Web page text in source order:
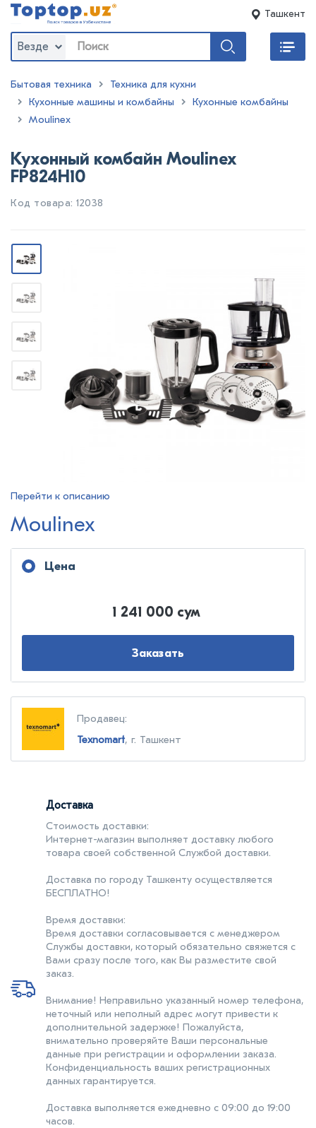
Ташкент
Везде
Бытовая техника
Техника для кухни
Кухонные машины и комбайны
Кухонные комбайны
Moulinex
Кухонный комбайн Moulinex
FP824H10
Код товара: 12038
Перейти к описанию
Moulinex
Цена
1 241 000 сум
Заказать
Продавец:
Texnomart, г. Ташкент
Доставка
Стоимость доставки:
Интернет-магазин выполняет доставку любого
товара своей собственной Службой доставки.
Доставка по городу Ташкенту осуществляется
БЕСПЛАТНО!
Время доставки:
Время доставки согласовывается с менеджером
Службы доставки, который обязательно свяжется с
Вами сразу после того, как Вы разместите свой
заказ.
Внимание! Неправильно указанный номер телефона,
неточный или неполный адрес могут привести к
дополнительной задержке! Пожалуйста,
внимательно проверяйте Ваши персональные
данные при регистрации и оформлении заказа.
Конфиденциальность ваших регистрационных
данных гарантируется.
Доставка выполняется ежедневно с 09:00 до 19:00
часов.